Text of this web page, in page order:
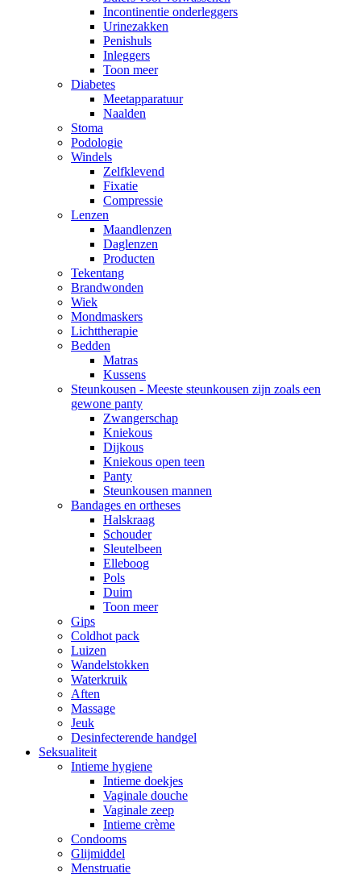
Incontinentie onderleggers
Urinezakken
Penishuls
Inleggers
Toon meer
Diabetes
Meetapparatuur
Naalden
Stoma
Podologie
Windels
Zelfklevend
Fixatie
Compressie
Lenzen
Maandlenzen
Daglenzen
Producten
Tekentang
Brandwonden
Wiek
Mondmaskers
Lichttherapie
Bedden
Matras
Kussens
Steunkousen - Meeste steunkousen zijn zoals een
gewone panty
Zwangerschap
Kniekous
Dijkous
Kniekous open teen
Panty
Steunkousen mannen
Bandages en ortheses
Halskraag
Schouder
Sleutelbeen
Elleboog
Pols
Duim
Toon meer
Gips
Coldhot pack
Luizen
Wandelstokken
Waterkruik
Aften
Massage
Jeuk
Desinfecterende handgel
Seksualiteit
Intieme hygiene
Intieme doekjes
Vaginale douche
Vaginale zeep
Intieme crème
Condooms
Glijmiddel
Menstruatie